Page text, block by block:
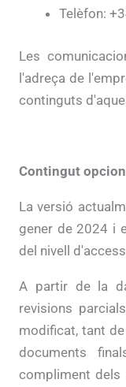
Telèfon:
Les
l'adreça de
continguts
Contingut
La versió
gener de 2024 i
del nivell
A partir de la
revisions
modificat, tant
documents
compliment dels